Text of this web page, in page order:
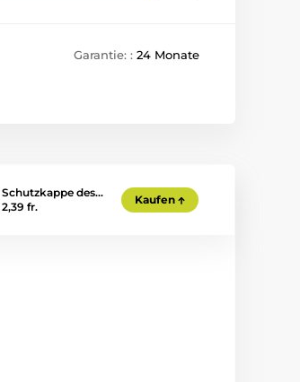
Garantie: : 24 Monate
Schutzkappe des…
2,39 fr.
Kaufen